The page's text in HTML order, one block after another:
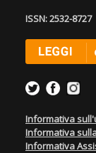
ISSN: 2532-8727
Informativa
Informativa
Informativa